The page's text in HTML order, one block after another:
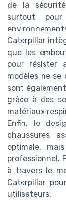
de la
surtout
Caterpillar
que les
pour résister
modèles ne
sont
grâce à des
matériaux
Enfin, le
chaussures
optimale,
professionnel.
à travers le
Caterpillar
utilisateurs.